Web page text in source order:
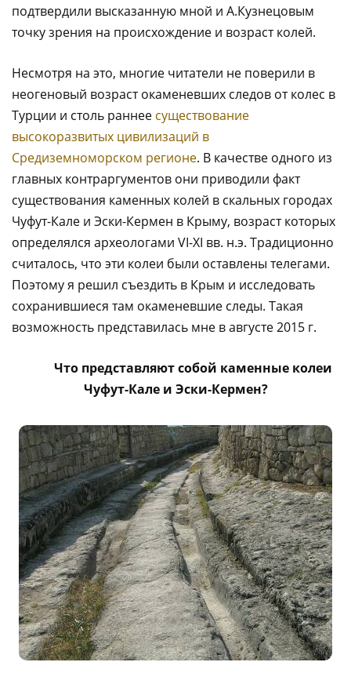
подтвердили высказанную мной и А.Кузнецовым
точку зрения на происхождение и возраст колей.
Несмотря на это, многие читатели не поверили в
неогеновый возраст окаменевших следов от колес в
Турции и столь раннее существование
высокоразвитых цивилизаций в
Средиземноморском регионе. В качестве одного из
главных контраргументов они приводили факт
существования каменных колей в скальных городах
Чуфут-Кале и Эски-Кермен в Крыму, возраст которых
определялся археологами VI-XI вв. н.э. Традиционно
считалось, что эти колеи были оставлены телегами.
Поэтому я решил съездить в Крым и исследовать
сохранившиеся там окаменевшие следы. Такая
возможность представилась мне в августе 2015 г.
Что представляют собой каменные колеи
Чуфут-Кале и Эски-Кермен?